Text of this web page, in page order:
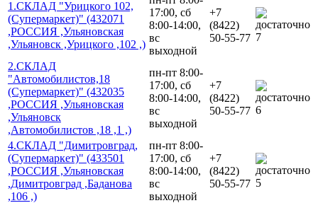
1.СКЛАД "Урицкого 102,
(Супермаркет)" (432071
,РОССИЯ ,Ульяновская
,Ульяновск ,Урицкого ,102 ,)
17:00, сб
8:00-14:00,
вс
выходной
+7
(8422)
50-55-77 7
2.СКЛАД
"Автомобилистов,18
(Супермаркет)" (432035
,РОССИЯ ,Ульяновская
,Ульяновск
,Автомобилистов ,18 ,1 ,)
пн-пт 8:00-
17:00, сб
8:00-14:00,
вс
выходной
+7
(8422)
50-55-77 6
4.СКЛАД "Димитровград,
(Супермаркет)" (433501
,РОССИЯ ,Ульяновская
,Димитровград ,Баданова
,106 ,)
пн-пт 8:00-
17:00, сб
8:00-14:00,
вс
выходной
+7
(8422)
50-55-77 5